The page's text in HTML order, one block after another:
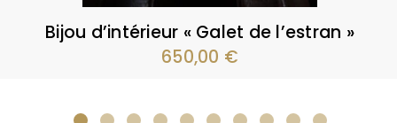
Bijou d’intérieur « Galet de l’estran »
650,00 €